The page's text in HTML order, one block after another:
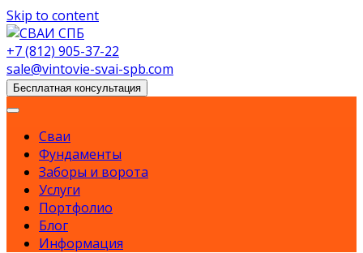
Skip to content
+7 (812) 905-37-22
sale@vintovie-svai-spb.com
Бесплатная консультация
Сваи
Фундаменты
Заборы и ворота
Услуги
Портфолио
Блог
Информация